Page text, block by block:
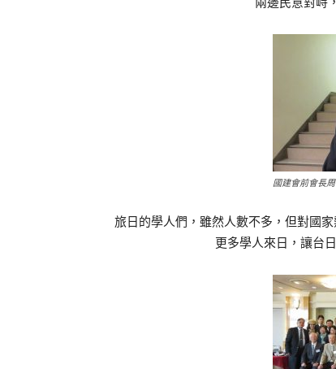
國建會前會長
旅日的學人們，雖然人數不多，但對國
更多學人來日，讓台